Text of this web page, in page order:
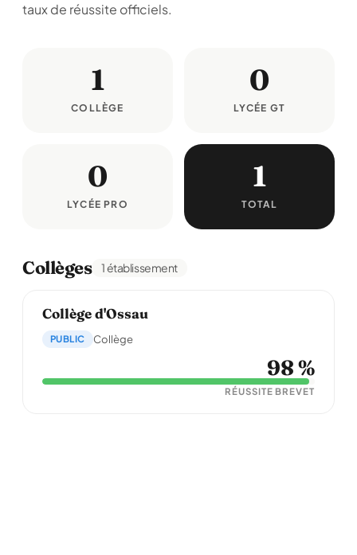
taux de réussite officiels.
1
COLLÈGE
0
LYCÉE GT
0
LYCÉE PRO
1
TOTAL
Collèges 1 établissement
Collège d'Ossau
PUBLIC Collège
98 %
RÉUSSITE BREVET